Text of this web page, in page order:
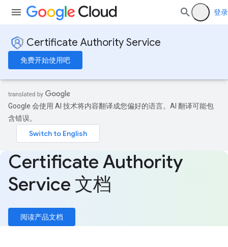
登录
Certificate Authority Service
免费开始使用吧
Google 会使用 AI 技术将内容翻译成您偏好的语言。AI 翻译可能包
含错误。
Certificate Authority
Service 文档
阅读产品文档